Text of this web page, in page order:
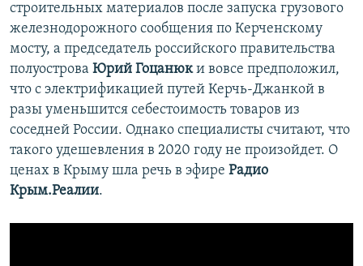
строительных материалов после запуска грузового
железнодорожного сообщения по Керченскому
мосту, а председатель российского правительства
полуострова Юрий Гоцанюки вовсе предположил,
что с электрификацией путей Керчь-Джанкой в
разы уменьшится себестоимость товаров из
соседней России. Однако специалисты считают, что
такого удешевления в 2020 году не произойдет. О
ценах в Крыму шла речь в эфире Радио
Крым.Реалии.